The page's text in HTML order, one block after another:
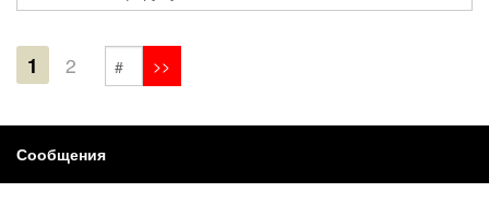
1 2
Сообщения